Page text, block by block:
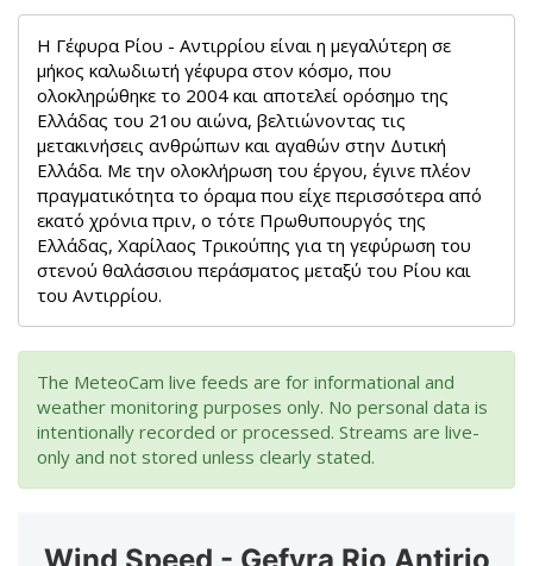
Η Γέφυρα Ρίου - Αντιρρίου είναι η μεγαλύτερη σε
μήκος καλωδιωτή γέφυρα στον κόσμο, που
ολοκληρώθηκε το 2004 και αποτελεί ορόσημο της
Ελλάδας του 21ου αιώνα, βελτιώνοντας τις
μετακινήσεις ανθρώπων και αγαθών στην Δυτική
Ελλάδα. Με την ολοκλήρωση του έργου, έγινε πλέον
πραγματικότητα το όραμα που είχε περισσότερα από
εκατό χρόνια πριν, ο τότε Πρωθυπουργός της
Ελλάδας, Χαρίλαος Τρικούπης για τη γεφύρωση του
στενού θαλάσσιου περάσματος μεταξύ του Ρίου και
του Αντιρρίου.
The MeteoCam live feeds are for informational and
weather monitoring purposes only. No personal data is
intentionally recorded or processed. Streams are live-
only and not stored unless clearly stated.